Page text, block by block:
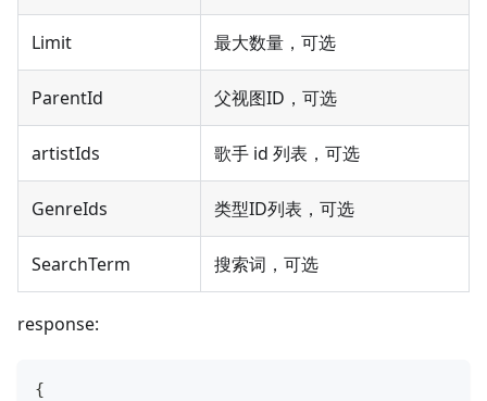
Limit 最大数量，可选
ParentId 父视图ID，可选
artistIds 歌手 id 列表，可选
GenreIds 类型ID列表，可选
SearchTerm 搜索词，可选
response:
{